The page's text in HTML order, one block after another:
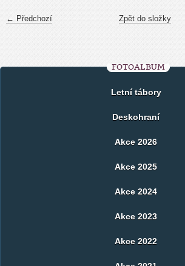
← Předchozí Zpět do složky
FOTOALBUM
Letní tábory
Deskohraní
Akce 2026
Akce 2025
Akce 2024
Akce 2023
Akce 2022